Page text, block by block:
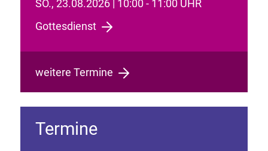
SO., 23.08.2026 | 10:00 - 11:00 UHR
Gottesdienst
weitere Termine
Termine